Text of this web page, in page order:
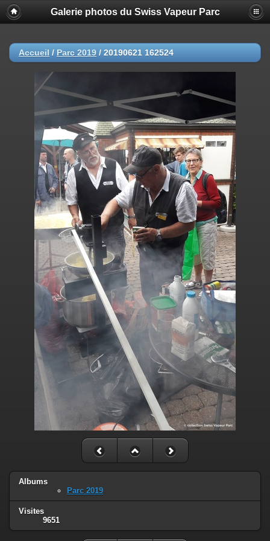
Galerie photos du Swiss Vapeur Parc
Accueil / Parc 2019 / 20190621 162524
Albums
Parc 2019
Visites
9651